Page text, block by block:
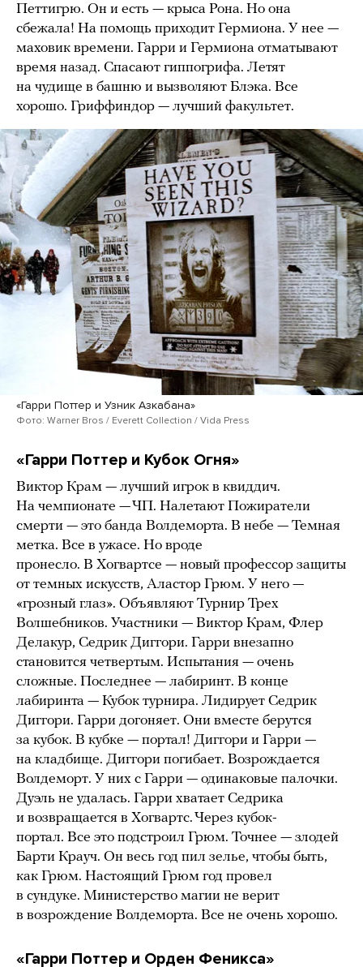
Петтигрю. Он и есть — крыса Рона. Но она
сбежала! На помощь приходит Гермиона. У нее —
маховик времени. Гарри и Гермиона отматывают
время назад. Спасают гиппогрифа. Летят
на чудище в башню и вызволяют Блэка. Все
хорошо. Гриффиндор — лучший факультет.
«Гарри Поттер и Узник Азкабана»
Фото: Warner Bros / Everett Collection / Vida Press
«Гарри Поттер и Кубок Огня»
Виктор Крам — лучший игрок в квиддич.
На чемпионате — ЧП. Налетают Пожиратели
смерти — это банда Волдеморта. В небе — Темная
метка. Все в ужасе. Но вроде
пронесло. В Хогвартсе — новый профессор защиты
от темных искусств, Аластор Грюм. У него —
«грозный глаз». Объявляют Турнир Трех
Волшебников. Участники — Виктор Крам, Флер
Делакур, Седрик Диггори. Гарри внезапно
становится четвертым. Испытания — очень
сложные. Последнее — лабиринт. В конце
лабиринта — Кубок турнира. Лидирует Седрик
Диггори. Гарри догоняет. Они вместе берутся
за кубок. В кубке — портал! Диггори и Гарри —
на кладбище. Диггори погибает. Возрождается
Волдеморт. У них с Гарри — одинаковые палочки.
Дуэль не удалась. Гарри хватает Седрика
и возвращается в Хогвартс. Через кубок-
портал. Все это подстроил Грюм. Точнее — злодей
Барти Крауч. Он весь год пил зелье, чтобы быть,
как Грюм. Настоящий Грюм год провел
в сундуке. Министерство магии не верит
в возрождение Волдеморта. Все не очень хорошо.
«Гарри Поттер и Орден Феникса»